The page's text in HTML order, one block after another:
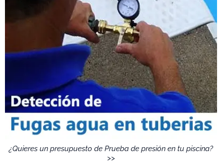
¿Quieres un presupuesto de Prueba de presión en tu piscina?
>>